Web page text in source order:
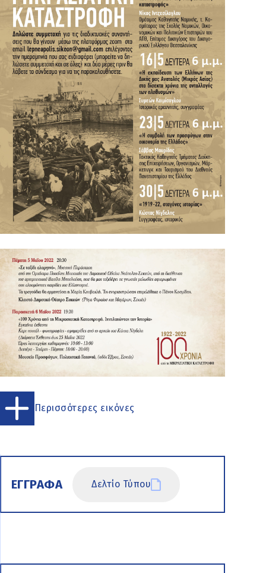
Περισσότερες εικόνες
ΕΓΓΡΑΦΑ Δελτίο Τύπου